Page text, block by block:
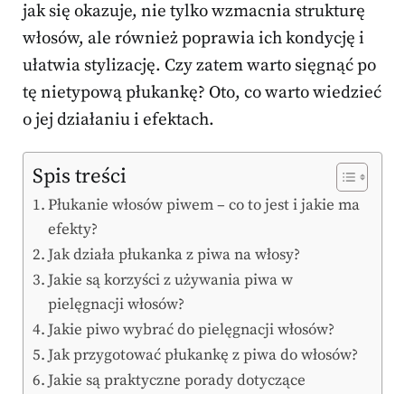
jak się okazuje, nie tylko wzmacnia strukturę
włosów, ale również poprawia ich kondycję i
ułatwia stylizację. Czy zatem warto sięgnąć po
tę nietypową płukankę? Oto, co warto wiedzieć
o jej działaniu i efektach.
Spis treści
Płukanie włosów piwem – co to jest i jakie ma
efekty?
Jak działa płukanka z piwa na włosy?
Jakie są korzyści z używania piwa w
pielęgnacji włosów?
Jakie piwo wybrać do pielęgnacji włosów?
Jak przygotować płukankę z piwa do włosów?
Jakie są praktyczne porady dotyczące